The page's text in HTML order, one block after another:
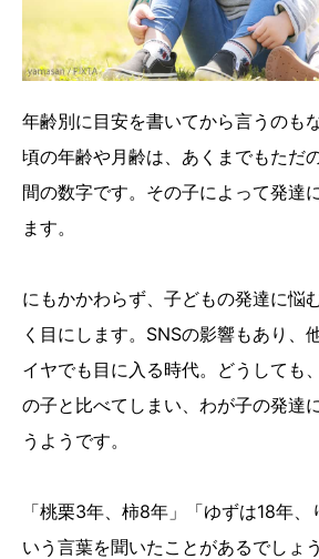
年齢別に目安を書いてから言うのも
頃の年齢や月齢は、あくまでもただ
間の数字です。その子によって発達
ます。
にもかかわらず、子どもの発達に悩
く目にします。SNSの影響もあり、
イヤでも目に入る時代。どうしても
の子と比べてしまい、わが子の発達
うようです。
「桃栗3年、柿8年」「ゆずは18年
いう言葉を聞いたことがあるでしょ